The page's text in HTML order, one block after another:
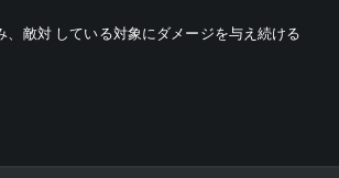
敵対 している対象にダメージを与え続ける